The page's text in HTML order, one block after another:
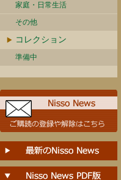
家庭・日常生活
その他
コレクション
準備中